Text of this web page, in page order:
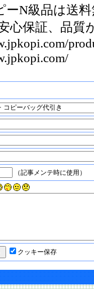
ーN級品は送
心保証、品質
（記事メンテ時に使用）
クッキー保存